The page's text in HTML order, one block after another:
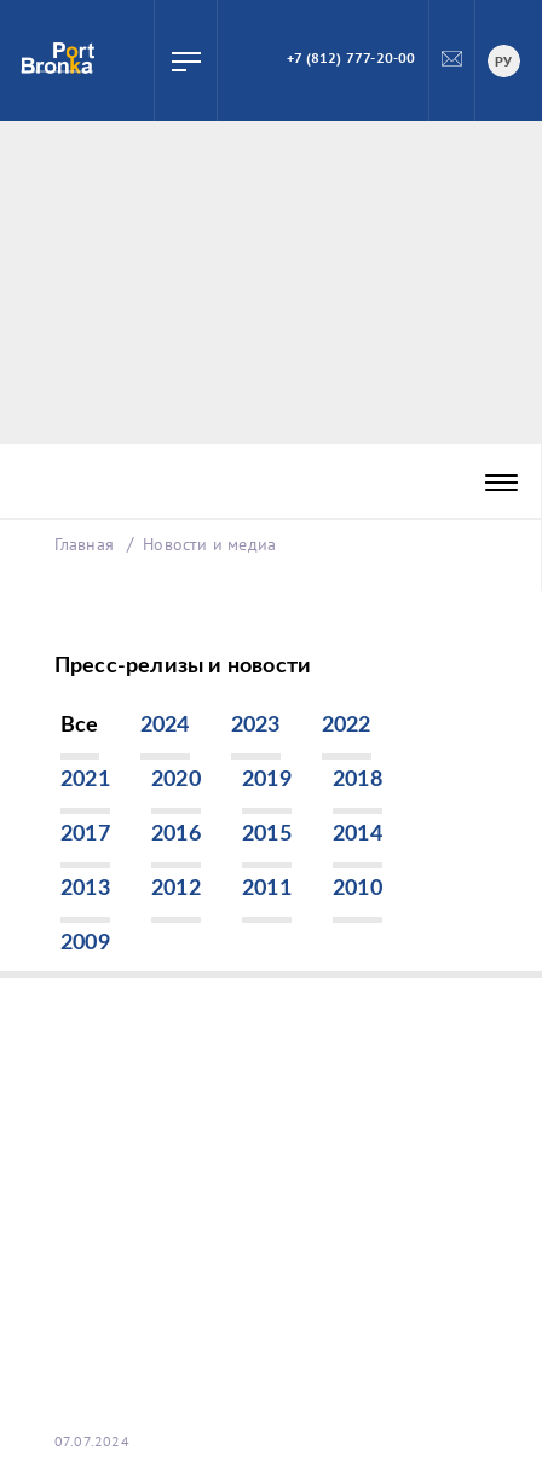
ПОИСК
+7 (812) 777-20-00 РУ
Главная Новости и медиа
Пресс-релизы и новости
Все 2024 2023 2022
2021 2020 2019 2018
2017 2016 2015 2014
2013 2012 2011 2010
2009
07.07.2024